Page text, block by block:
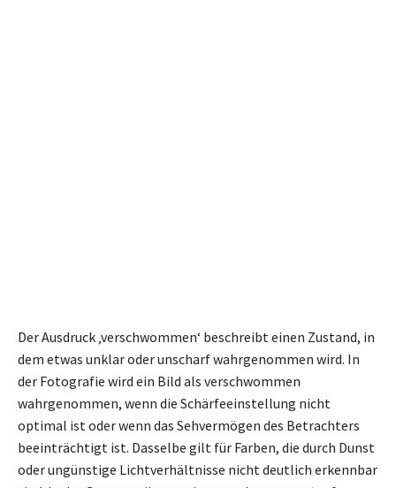
Der Ausdruck ‚verschwommen‘ beschreibt einen Zustand, in
dem etwas unklar oder unscharf wahrgenommen wird. In
der Fotografie wird ein Bild als verschwommen
wahrgenommen, wenn die Schärfeeinstellung nicht
optimal ist oder wenn das Sehvermögen des Betrachters
beeinträchtigt ist. Dasselbe gilt für Farben, die durch Dunst
oder ungünstige Lichtverhältnisse nicht deutlich erkennbar